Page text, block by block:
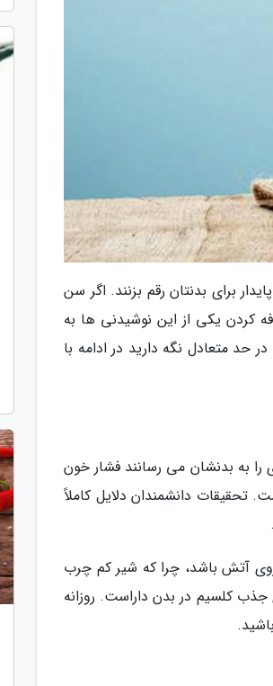
برای بدنتان رقم بزنند. اگر سن
کردن یکی از این نوشیدنی ها به
متعادل نگه دارید در ادامه با
را به بدنشان می رسانند فشار خون
تحقیقات دانشمندان دلایل کاملاً
آتش باشد، چرا که شیر کم چرب
جذب کلسیم در بدن داراست. روزانه